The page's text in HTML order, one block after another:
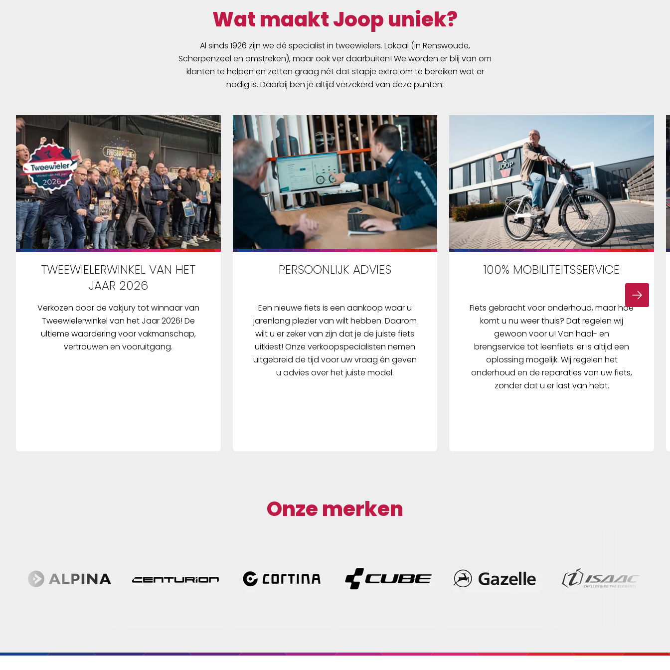
Gen4-CA Saddle: Sportourer
GARDA Gel Flow Woman
Smart Headset
Wat maakt Joop uniek?
Al sinds 1926 zijn we dé specialist in tweewielers. Lokaal (in Renswoude,
Scherpenzeel en omstreken), maar ook ver daarbuiten! We worden er blij van om
klanten te helpen en zetten graag nét dat stapje extra om te bereiken wat er
nodig is. Daarbij ben je altijd verzekerd van deze punten:
TWEEWIELERWINKEL VAN HET
JAAR 2026
Verkozen door de vakjury tot winnaar van
Tweewielerwinkel van het Jaar 2026! De
ultieme waardering voor vakmanschap,
vertrouwen en vooruitgang.
PERSOONLIJK ADVIES
Een nieuwe fiets is een aankoop waar u
jarenlang plezier van wilt hebben. Daarom
wilt u er zeker van zijn dat je de juiste fiets
uitkiest! Onze verkoopspecialisten nemen
uitgebreid de tijd voor uw vraag én geven
u advies over het juiste model.
100% MOBILITEITSSERVICE
Fiets gebracht voor onderhoud, maar hoe
komt u nu weer thuis? Dat regelen wij
gewoon voor u! Van haal- en
brengservice tot leenfiets: er is altijd een
oplossing mogelijk. Wij regelen het
onderhoud en de reparaties van uw fiets,
zonder dat u er last van hebt.
Onze merken